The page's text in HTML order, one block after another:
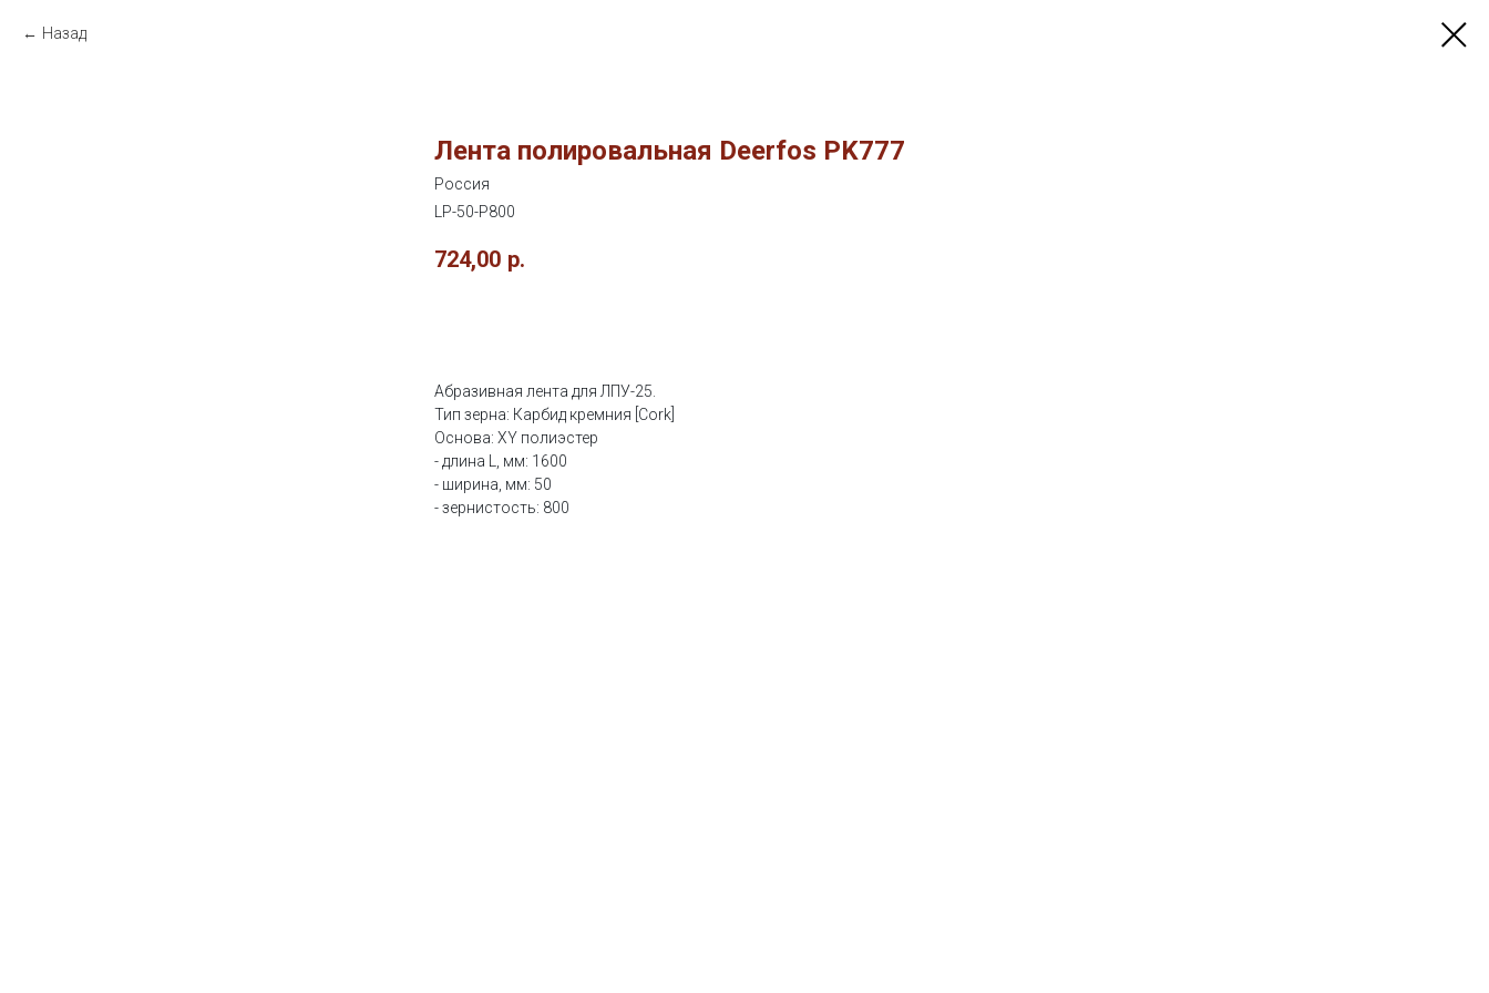
Назад
Лента полировальная Deerfos PK777
Россия
LP-50-P800
724,00 р.
Абразивная лента для ЛПУ-25.
Тип зерна: Карбид кремния [Cork]
Основа: XY полиэстер
- длина L, мм: 1600
- ширина, мм: 50
- зернистость: 800